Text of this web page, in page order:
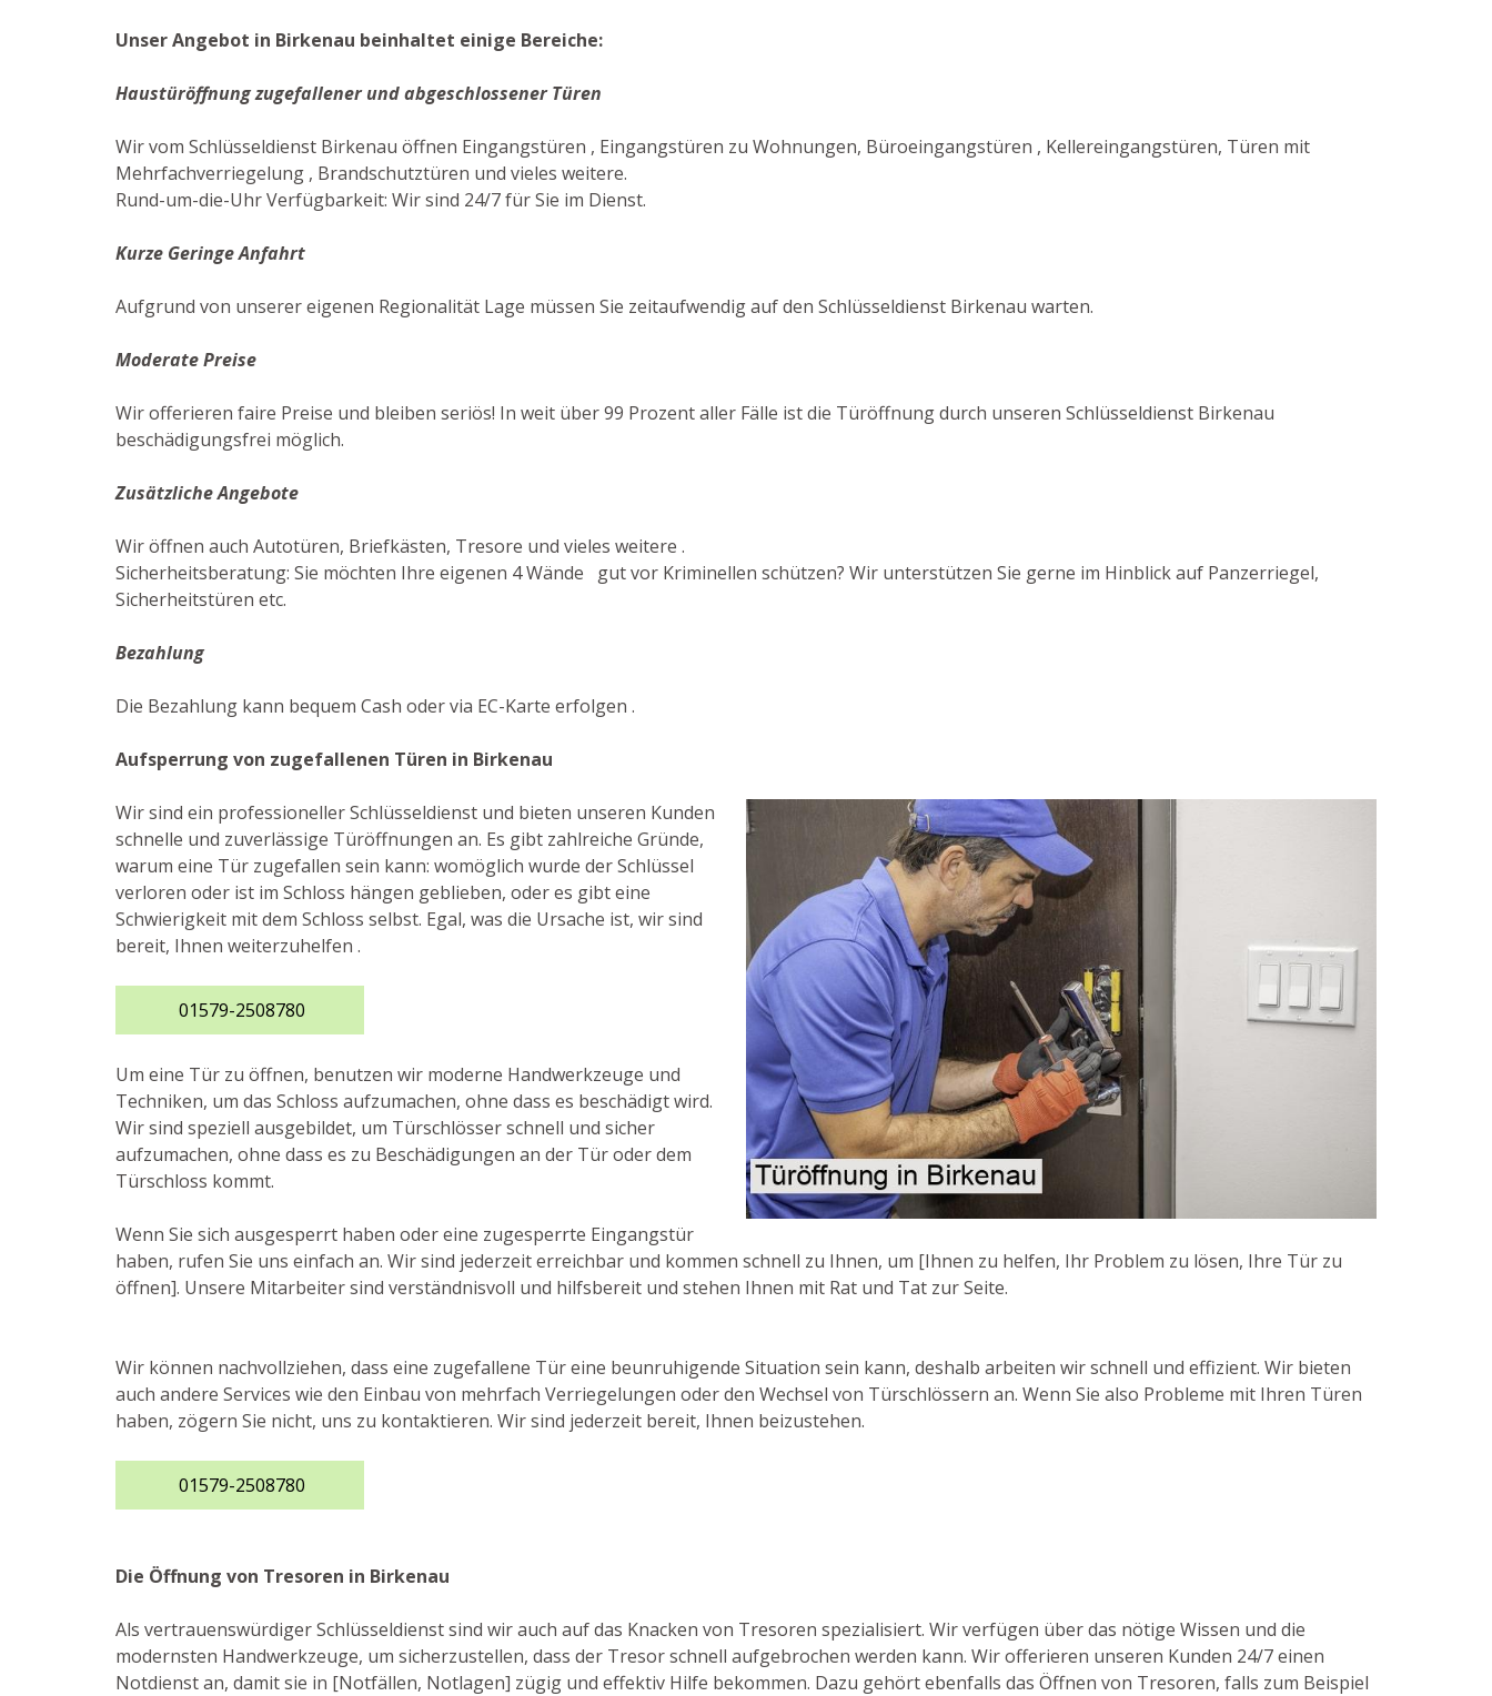
Unser Angebot in Birkenau beinhaltet einige Bereiche:
Haustüröffnung zugefallener und abgeschlossener Türen
Wir vom Schlüsseldienst Birkenau öffnen Eingangstüren , Eingangstüren zu Wohnungen, Büroeingangstüren , Kellereingangstüren, Türen mit
Mehrfachverriegelung , Brandschutztüren und vieles weitere.
Rund-um-die-Uhr Verfügbarkeit: Wir sind 24/7 für Sie im Dienst.
Kurze Geringe Anfahrt
Aufgrund von unserer eigenen Regionalität Lage müssen Sie zeitaufwendig auf den Schlüsseldienst Birkenau warten.
Moderate Preise
Wir offerieren faire Preise und bleiben seriös! In weit über 99 Prozent aller Fälle ist die Türöffnung durch unseren Schlüsseldienst Birkenau
beschädigungsfrei möglich.
Zusätzliche Angebote
Wir öffnen auch Autotüren, Briefkästen, Tresore und vieles weitere .
Sicherheitsberatung: Sie möchten Ihre eigenen 4 Wände gut vor Kriminellen schützen? Wir unterstützen Sie gerne im Hinblick auf Panzerriegel,
Sicherheitstüren etc.
Bezahlung
Die Bezahlung kann bequem Cash oder via EC-Karte erfolgen .
Aufsperrung von zugefallenen Türen in Birkenau
Wir sind ein professioneller Schlüsseldienst und bieten unseren Kunden
schnelle und zuverlässige Türöffnungen an. Es gibt zahlreiche Gründe,
warum eine Tür zugefallen sein kann: womöglich wurde der Schlüssel
verloren oder ist im Schloss hängen geblieben, oder es gibt eine
Schwierigkeit mit dem Schloss selbst. Egal, was die Ursache ist, wir sind
bereit, Ihnen weiterzuhelfen .
01579-2508780
Um eine Tür zu öffnen, benutzen wir moderne Handwerkzeuge und
Techniken, um das Schloss aufzumachen, ohne dass es beschädigt wird.
Wir sind speziell ausgebildet, um Türschlösser schnell und sicher
aufzumachen, ohne dass es zu Beschädigungen an der Tür oder dem
Türschloss kommt.
Wenn Sie sich ausgesperrt haben oder eine zugesperrte Eingangstür
haben, rufen Sie uns einfach an. Wir sind jederzeit erreichbar und kommen schnell zu Ihnen, um [Ihnen zu helfen, Ihr Problem zu lösen, Ihre Tür zu
öffnen]. Unsere Mitarbeiter sind verständnisvoll und hilfsbereit und stehen Ihnen mit Rat und Tat zur Seite.
Wir können nachvollziehen, dass eine zugefallene Tür eine beunruhigende Situation sein kann, deshalb arbeiten wir schnell und effizient. Wir bieten
auch andere Services wie den Einbau von mehrfach Verriegelungen oder den Wechsel von Türschlössern an. Wenn Sie also Probleme mit Ihren Türen
haben, zögern Sie nicht, uns zu kontaktieren. Wir sind jederzeit bereit, Ihnen beizustehen.
01579-2508780
Die Öffnung von Tresoren in Birkenau
Als vertrauenswürdiger Schlüsseldienst sind wir auch auf das Knacken von Tresoren spezialisiert. Wir verfügen über das nötige Wissen und die
modernsten Handwerkzeuge, um sicherzustellen, dass der Tresor schnell aufgebrochen werden kann. Wir offerieren unseren Kunden 24/7 einen
Notdienst an, damit sie in [Notfällen, Notlagen] zügig und effektiv Hilfe bekommen. Dazu gehört ebenfalls das Öffnen von Tresoren, falls zum Beispiel